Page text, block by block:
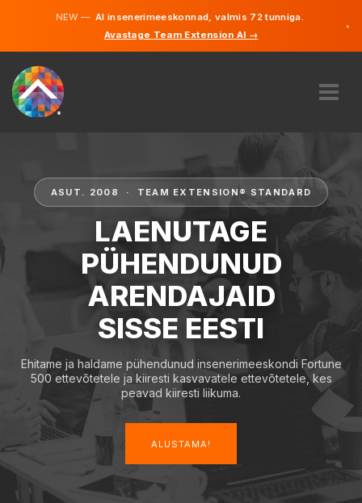
NEW —AI insenerimeeskonnad, valmis 72 tunniga.
Avastage Team Extension AI →
×
KUIDAS SEE TÖÖTAB
KARJÄÄR
ALUSTAMA
ASUT. 2008 · TEAM EXTENSION® STANDARD
LAENUTAGE
PÜHENDUNUD
ARENDAJAID
SISSE EESTI
Ehitame ja haldame pühendunud insenerimeeskondi Fortune
500 ettevõtetele ja kiiresti kasvavatele ettevõtetele, kes
peavad kiiresti liikuma.
ALUSTAMA!